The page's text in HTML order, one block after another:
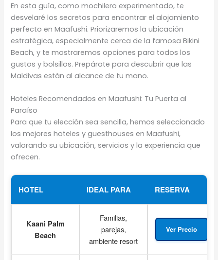
En esta guía, como mochilero experimentado, te
desvelaré los secretos para encontrar el alojamiento
perfecto en Maafushi. Priorizaremos la ubicación
estratégica, especialmente cerca de la famosa Bikini
Beach, y te mostraremos opciones para todos los
gustos y bolsillos. Prepárate para descubrir que las
Maldivas están al alcance de tu mano.
Hoteles Recomendados en Maafushi: Tu Puerta al
Paraíso
Para que tu elección sea sencilla, hemos seleccionado
los mejores hoteles y guesthouses en Maafushi,
valorando su ubicación, servicios y la experiencia que
ofrecen.
HOTEL IDEAL PARA RESERVA
Kaani Palm
Beach
Familias,
parejas,
ambiente resort
Ver Precio